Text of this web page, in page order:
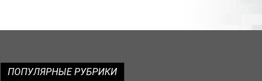
ПОПУЛЯРНЫЕ РУБРИКИ